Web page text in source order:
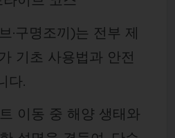
·구명조끼)는 전부 제
기초 사용법과 안전
다.
이동 중 해양 생태와